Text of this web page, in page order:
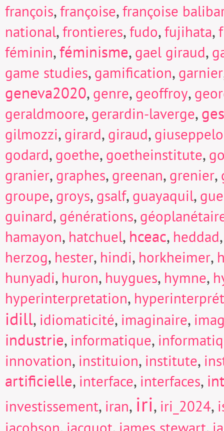
françois,françoise,françoise
national,frontieres,fudo,fujihata,
féminin,féminisme, gael giraud,
game studies, gamification, garnier
geneva2020, genre, geoffroy,
geraldmoore, gerardin-laverge,
gilmozzi, girard, giraud,
godard, goethe, goetheinstitute,
granier, graphes, greenan, grenier,
groupe, groys, gsalf, guayaquil,
guinard, générations,
hamayon, hatchuel, hceac, heddad
herzog, hester, hindi, horkheimer,
hunyadi, huron, huygues, hymne,
hyperinterpretation,
idill, idiomaticité, imaginaire,
industrie, informatique,
innovation, instituion, institute,
artificielle, interface, interfaces,
investissement, iran, iri, iri_2024,